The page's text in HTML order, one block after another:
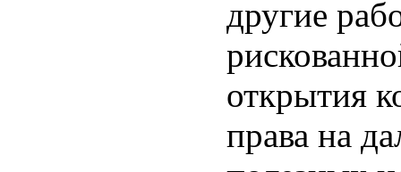
другие
открытия
права на